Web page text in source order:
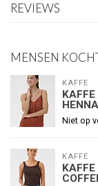
REVIEWS
MENSEN
KAFFE
HENNA
Niet op
KAFFE